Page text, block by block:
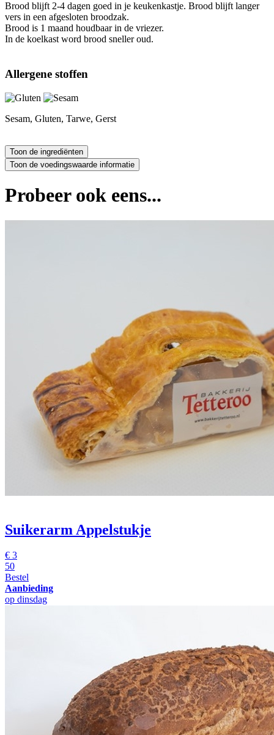
Brood blijft 2-4 dagen goed in je keukenkastje. Brood blijft langer
vers in een afgesloten broodzak.
Brood is 1 maand houdbaar in de vriezer.
In de koelkast word brood sneller oud.
Allergene stoffen
Sesam, Gluten, Tarwe, Gerst
Probeer ook eens...
Suikerarm Appelstukje
€ 3
50
Bestel
Aanbieding
op dinsdag